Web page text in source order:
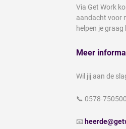
Via Get Work
aandacht voor
helpen je
Meer
Wil jij aan de
📞 0578-750500
📧